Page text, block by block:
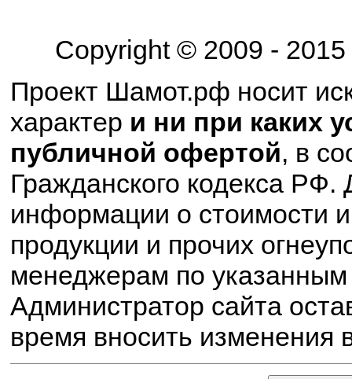
Copyright © 2009 - 2015
Проект Шамот.рф носит
характер и ни при каких
публичной офертой, в
Гражданского кодекса РФ.
информации о стоимости
продукции и прочих
менеджерам по
Администратор сайта
время вносить изменения